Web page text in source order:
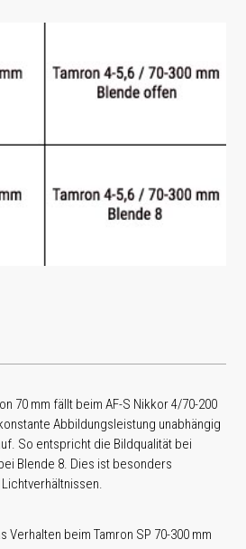
70 mm fällt beim AF-S Nikkor 4/70-200
Abbildungsleistung unabhängig
So entspricht die Bildqualität bei
Blende 8. Dies ist besonders
Verhalten beim Tamron SP 70-300 mm